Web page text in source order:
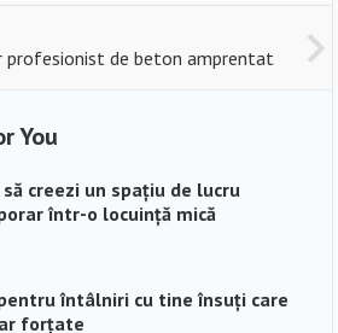
profesionist de beton amprentat
You
să creezi un spațiu de lucru
într-o locuință mică
întâlniri cu tine însuți care
forțate